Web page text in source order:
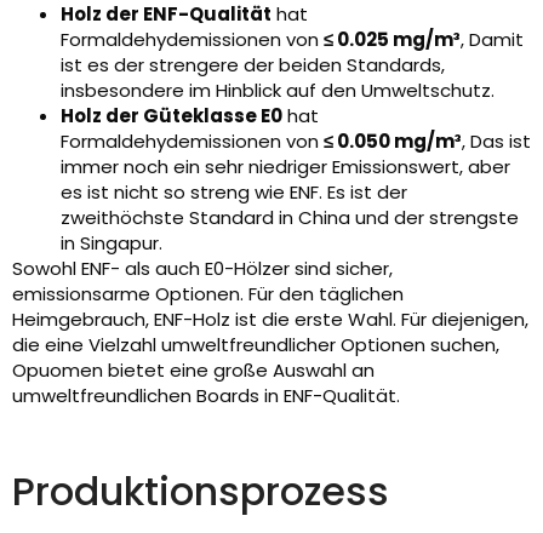
Holz der ENF-Qualität hat
Formaldehydemissionen von ≤ 0.025 mg/m³, Damit
ist es der strengere der beiden Standards,
insbesondere im Hinblick auf den Umweltschutz.
Holz der Güteklasse E0hat
Formaldehydemissionen von ≤ 0.050 mg/m³, Das ist
immer noch ein sehr niedriger Emissionswert, aber
es ist nicht so streng wie ENF. Es ist der
zweithöchste Standard in China und der strengste
in Singapur.
Sowohl ENF- als auch E0-Hölzer sind sicher,
emissionsarme Optionen. Für den täglichen
Heimgebrauch, ENF-Holz ist die erste Wahl. Für diejenigen,
die eine Vielzahl umweltfreundlicher Optionen suchen,
Opuomen bietet eine große Auswahl an
umweltfreundlichen Boards in ENF-Qualität.
Produktionsprozess